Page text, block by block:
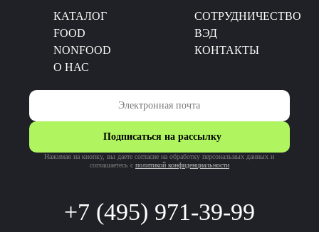
КАТАЛОГ
CОТРУДНИЧЕСТВО
FOOD
ВЭД
NONFOOD
КОНТАКТЫ
О НАС
+7 (495) 971-39-99
Подписаться на рассылку
Нажимая на кнопку, вы даете согласие на обработку персональных данных и
соглашаетесь c политикой конфиденциальности